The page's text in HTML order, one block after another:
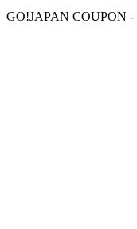
Skip
GO!JAPAN COUPON -